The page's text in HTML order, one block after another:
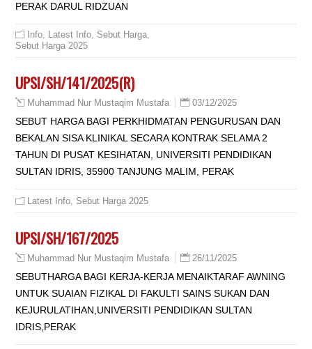
PERAK DARUL RIDZUAN
Info, Latest Info, Sebut Harga,
Sebut Harga 2025
UPSI/SH/141/2025(R)
Muhammad Nur Mustaqim Mustafa 03/12/2025
SEBUT HARGA BAGI PERKHIDMATAN PENGURUSAN DAN
BEKALAN SISA KLINIKAL SECARA KONTRAK SELAMA 2
TAHUN DI PUSAT KESIHATAN, UNIVERSITI PENDIDIKAN
SULTAN IDRIS, 35900 TANJUNG MALIM, PERAK
Latest Info, Sebut Harga 2025
UPSI/SH/167/2025
Muhammad Nur Mustaqim Mustafa 26/11/2025
SEBUTHARGA BAGI KERJA-KERJA MENAIKTARAF AWNING
UNTUK SUAIAN FIZIKAL DI FAKULTI SAINS SUKAN DAN
KEJURULATIHAN,UNIVERSITI PENDIDIKAN SULTAN
IDRIS,PERAK